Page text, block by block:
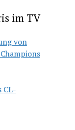
im TV
von
CL-